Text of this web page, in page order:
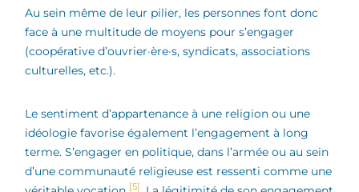
Au sein même de leur pilier, les personnes font donc
face à une multitude de moyens pour s’engager
(coopérative d’ouvrier·ère·s, syndicats, associations
culturelles, etc.).
Le sentiment d’appartenance à une religion ou une
idéologie favorise également l’engagement à long
terme. S’engager en politique, dans l’armée ou au sein
d’une communauté religieuse est ressenti comme une
[5]